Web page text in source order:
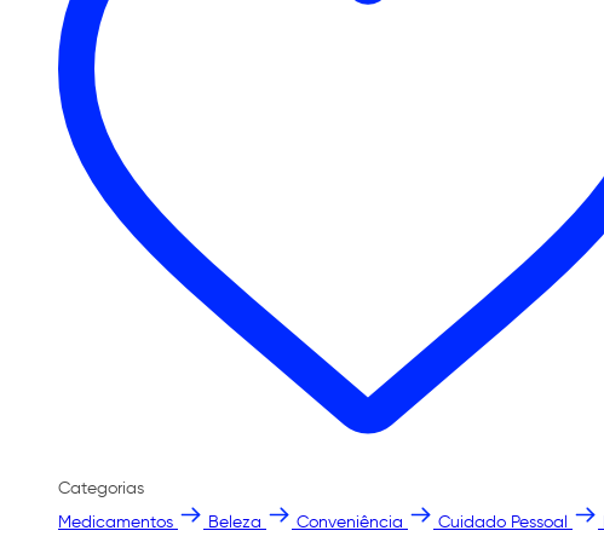
Categorias
Medicamentos
Beleza Conveniência Cuidado Pessoal